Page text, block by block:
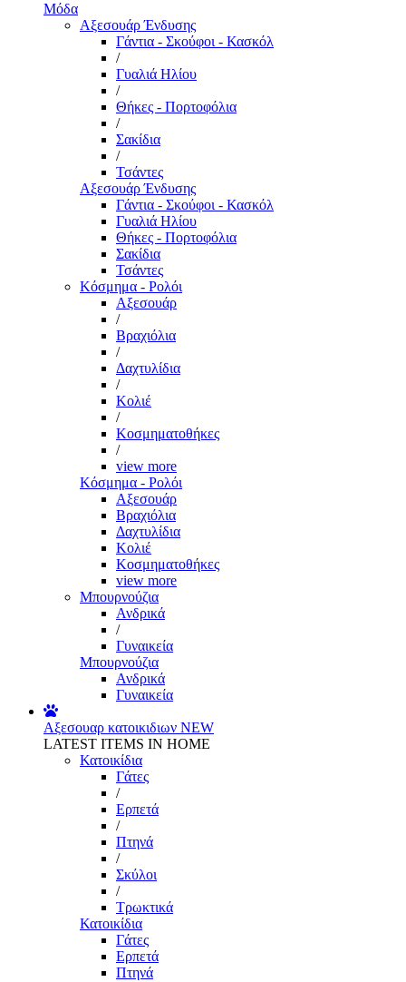
Μόδα
Αξεσουάρ Ένδυσης
Γάντια - Σκούφοι - Κασκόλ
/
Γυαλιά Ηλίου
/
Θήκες - Πορτοφόλια
/
Σακίδια
/
Τσάντες
Αξεσουάρ Ένδυσης
Γάντια - Σκούφοι - Κασκόλ
Γυαλιά Ηλίου
Θήκες - Πορτοφόλια
Σακίδια
Τσάντες
Κόσμημα - Ρολόι
Αξεσουάρ
/
Βραχιόλια
/
Δαχτυλίδια
/
Κολιέ
/
Κοσμηματοθήκες
/
view more
Κόσμημα - Ρολόι
Αξεσουάρ
Βραχιόλια
Δαχτυλίδια
Κολιέ
Κοσμηματοθήκες
view more
Μπουρνούζια
Ανδρικά
/
Γυναικεία
Μπουρνούζια
Ανδρικά
Γυναικεία
Αξεσουαρ κατοικιδιων NEW
LATEST ITEMS IN HOME
Κατοικίδια
Γάτες
/
Ερπετά
/
Πτηνά
/
Σκύλοι
/
Τρωκτικά
Κατοικίδια
Γάτες
Ερπετά
Πτηνά